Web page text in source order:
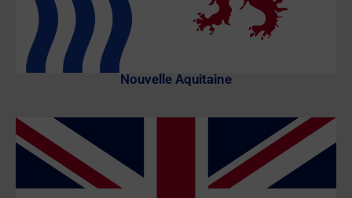
Nouvelle Aquitaine